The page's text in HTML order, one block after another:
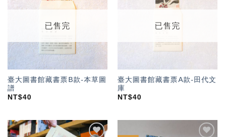
望輕
已售完
臺大圖書館藏書票B款-本草圖
譜
NT$40
已售完
臺大圖書館藏書票A款-田代文
庫
NT$40